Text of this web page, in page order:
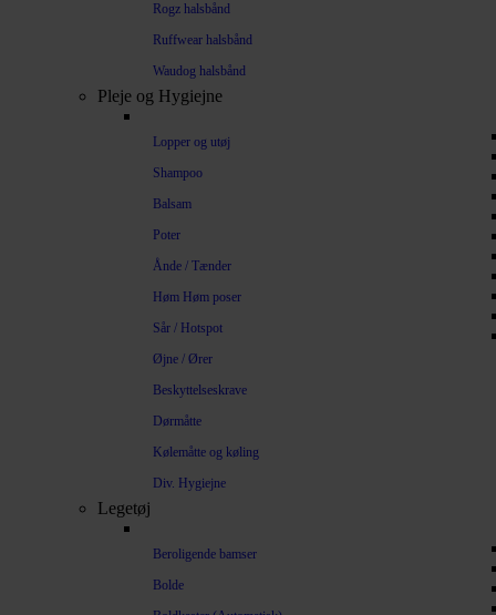
Rogz halsbånd
Ruffwear halsbånd
Waudog halsbånd
Pleje og Hygiejne
Lopper og utøj
Shampoo
Balsam
Poter
Ånde / Tænder
Høm Høm poser
Sår / Hotspot
Øjne / Ører
Beskyttelseskrave
Dørmåtte
Kølemåtte og køling
Div. Hygiejne
Legetøj
Beroligende bamser
Bolde